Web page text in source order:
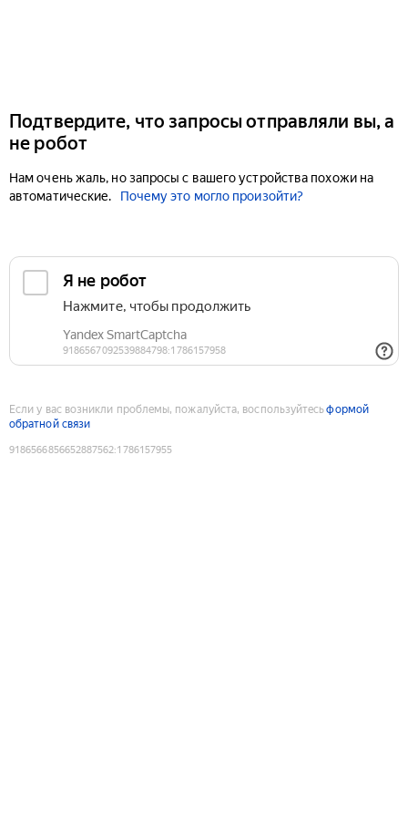
Подтвердите, что запросы отправляли вы, а
не робот
Нам очень жаль, но запросы с вашего устройства похожи на
автоматические.
Почему это могло произойти?
Если у вас возникли проблемы, пожалуйста, воспользуйтесьформой
обратной связи
9186566856652887562:1786157955